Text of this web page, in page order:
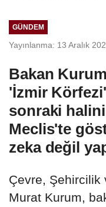
GÜNDEM
Yayınlanma: 13 Aralık
Bakan
'İzmir
sonraki
Meclis'te
zeka değil
Çevre, Şehircilik
Murat Kurum,